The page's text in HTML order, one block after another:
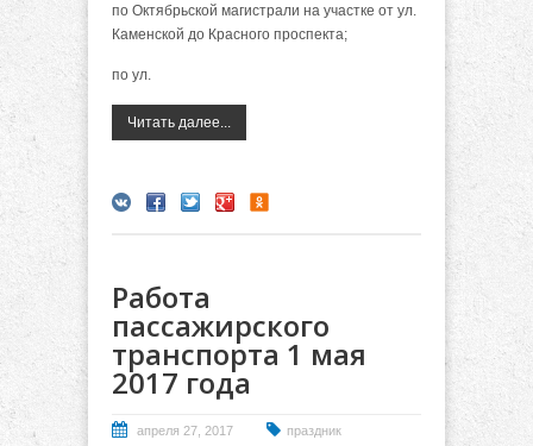
по Октябрьской магистрали на участке от ул.
Каменской до Красного проспекта;
по ул.
Читать далее...
Работа
пассажирского
транспорта 1 мая
2017 года
апреля 27, 2017
праздник